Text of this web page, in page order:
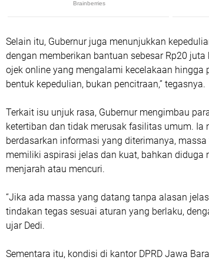
Selain itu, Gubernur juga menunjukkan
dengan memberikan bantuan sebesar Rp20
ojek online yang mengalami kecelakaan hingga
bentuk kepedulian, bukan pencitraan,” tegasnya.
Terkait isu unjuk rasa, Gubernur mengimbau
ketertiban dan tidak merusak fasilitas umum. Ia
berdasarkan informasi yang diterimanya,
memiliki aspirasi jelas dan kuat, bahkan diduga
menjarah atau mencuri.
“Jika ada massa yang datang tanpa alasan
tindakan tegas sesuai aturan yang berlaku,
ujar Dedi.
Sementara itu, kondisi di kantor DPRD Jawa